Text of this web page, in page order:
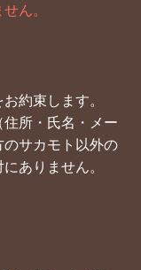
ん。
約束します。
所・氏名・メー
のサカモト以外の
ありません。